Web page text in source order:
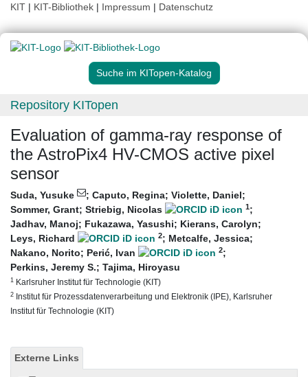
KIT | KIT-Bibliothek | Impressum | Datenschutz
Suche im KITopen-Katalog
Repository KITopen
Evaluation of gamma-ray response of
the AstroPix4 HV-CMOS active pixel
sensor
Suda, Yusuke ; Caputo, Regina; Violette, Daniel;
Sommer, Grant; Striebig, Nicolas 1;
Jadhav, Manoj; Fukazawa, Yasushi; Kierans, Carolyn;
Leys, Richard
2; Metcalfe, Jessica;
Nakano, Norito; Perić, Ivan 2;
Perkins, Jeremy S.; Tajima, Hiroyasu
1 Karlsruher Institut für Technologie (KIT)
2 Institut für Prozessdatenverarbeitung und Elektronik (IPE), Karlsruher
Institut für Technologie (KIT)
Externe Links